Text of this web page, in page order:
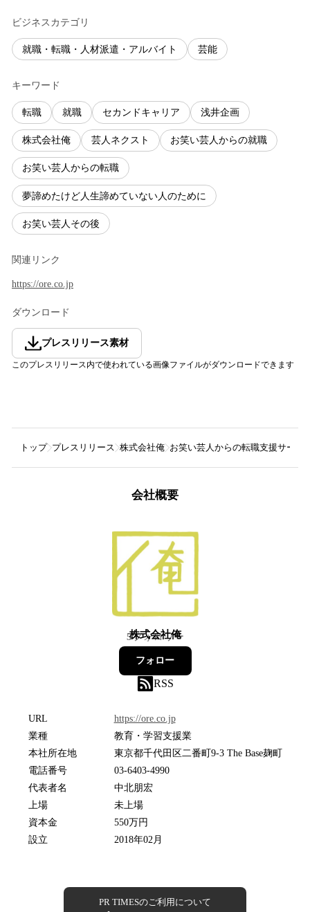
ビジネスカテゴリ
就職・転職・人材派遣・アルバイト 芸能
キーワード
転職 就職 セカンドキャリア 浅井企画
株式会社俺 芸人ネクスト お笑い芸人からの就職
お笑い芸人からの転職
夢諦めたけど人生諦めていない人のために
お笑い芸人その後
関連リンク
https://ore.co.jp
ダウンロード
プレスリリース素材
このプレスリリース内で使われている画像ファイルがダウンロードできます
トップ プレスリリース 株式会社俺 お笑い芸人からの転職支援サー
会社概要
株式会社俺
5フォロワー
フォロー
RSS
URL
https://ore.co.jp
業種
教育・学習支援業
本社所在地
東京都千代田区二番町9-3 The Base麹町
電話番号
03-6403-4990
代表者名
中北朋宏
上場
未上場
資本金
550万円
設立
2018年02月
PR TIMESのご利用について